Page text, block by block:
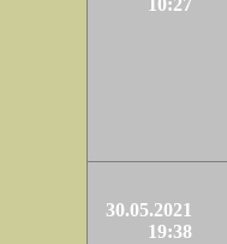
10:27
30.05.2021
19:38